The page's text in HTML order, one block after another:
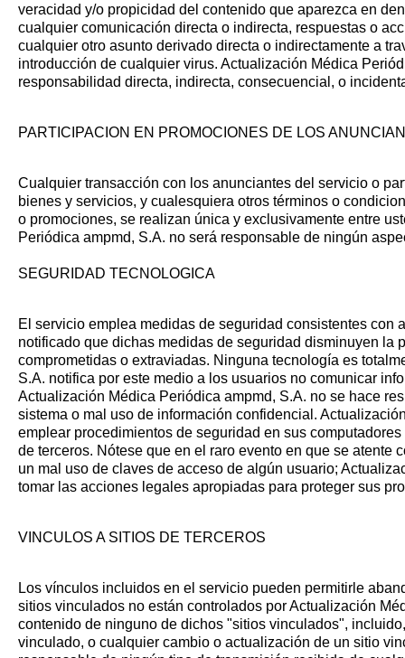
veracidad y/o propicidad del contenido que aparezca en
cualquier comunicación directa o indirecta, respuestas o
cualquier otro asunto derivado directa o indirectamente a
introducción de cualquier virus. Actualización Médica
responsabilidad directa, indirecta, consecuencial, o
PARTICIPACION EN PROMOCIONES DE LOS
Cualquier transacción con los anunciantes del servicio o
bienes y servicios, y cualesquiera otros términos o
o promociones, se realizan única y exclusivamente entre
Periódica ampmd, S.A. no será responsable de ningún
SEGURIDAD TECNOLOGICA
El servicio emplea medidas de seguridad consistentes
notificado que dichas medidas de seguridad disminuyen
comprometidas o extraviadas. Ninguna tecnología es
S.A. notifica por este medio a los usuarios no comunicar
Actualización Médica Periódica ampmd, S.A. no se hace
sistema o mal uso de información confidencial.
emplear procedimientos de seguridad en sus
de terceros. Nótese que en el raro evento en que se
un mal uso de claves de acceso de algún usuario;
tomar las acciones legales apropiadas para proteger sus
VINCULOS A SITIOS DE TERCEROS
Los vínculos incluidos en el servicio pueden permitirle
sitios vinculados no están controlados por Actualización
contenido de ninguno de dichos "sitios vinculados",
vinculado, o cualquier cambio o actualización de un sitio